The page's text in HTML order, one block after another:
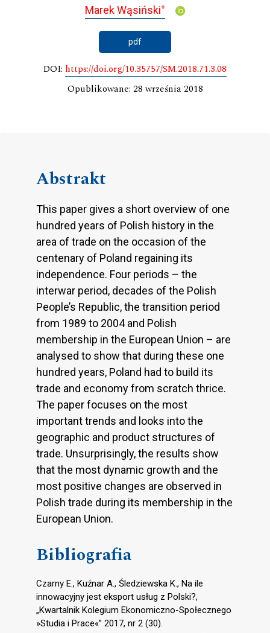
Marek Wąsiński+
pdf
DOI: https://doi.org/10.35757/SM.2018.71.3.08
Opublikowane: 28 września 2018
Abstrakt
This paper gives a short overview of one
hundred years of Polish history in the
area of trade on the occasion of the
centenary of Poland regaining its
independence. Four periods – the
interwar period, decades of the Polish
People’s Republic, the transition period
from 1989 to 2004 and Polish
membership in the European Union – are
analysed to show that during these one
hundred years, Poland had to build its
trade and economy from scratch thrice.
The paper focuses on the most
important trends and looks into the
geographic and product structures of
trade. Unsurprisingly, the results show
that the most dynamic growth and the
most positive changes are observed in
Polish trade during its membership in the
European Union.
Bibliografia
Czarny E., Kuźnar A., Śledziewska K., Na ile
innowacyjny jest eksport usług z Polski?,
„Kwartalnik Kolegium Ekonomiczno-Społecznego
»Studia i Prace«” 2017, nr 2 (30).